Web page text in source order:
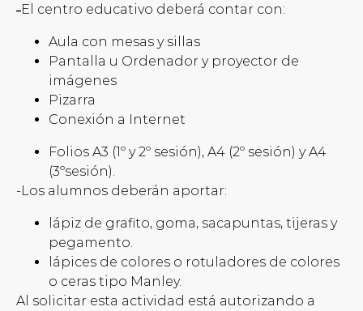
–El centro educativo deberá contar con:
Aula con mesas y sillas
Pantalla u Ordenador y proyector de
imágenes
Pizarra
Conexión a Internet
Folios A3 (1º y 2º sesión), A4 (2º sesión) y A4
(3ºsesión).
-Los alumnos deberán aportar:
lápiz de grafito, goma, sacapuntas, tijeras y
pegamento.
lápices de colores o rotuladores de colores
o ceras tipo Manley.
Al solicitar esta actividad está autorizando a